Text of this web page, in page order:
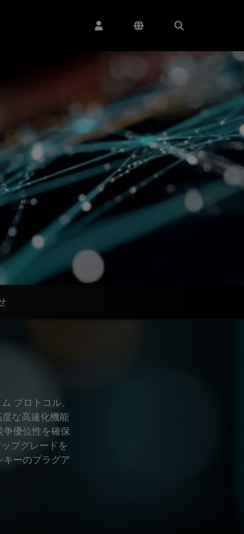
プロトコル、
な高速化機能
優位性を確保
プグレードを
ーのプラグア